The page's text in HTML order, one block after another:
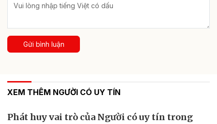
Gửi bình luận
XEM THÊM NGƯỜI CÓ UY TÍN
Phát huy vai trò của Người có uy tín trong